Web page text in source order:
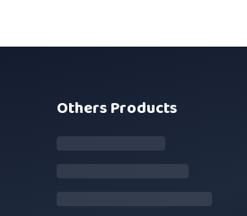
Others Products